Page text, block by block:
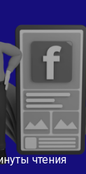
чтения